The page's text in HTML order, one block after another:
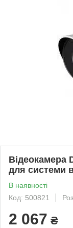
Відеокамера
для системи
В наявності
Код: 500821
2 067 ₴